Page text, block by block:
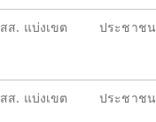
สส. แบ่งเขต ประชาชน
สส. แบ่งเขต ประชาชน